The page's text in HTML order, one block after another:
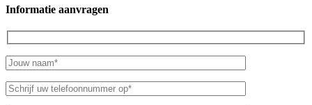
Informatie aanvragen